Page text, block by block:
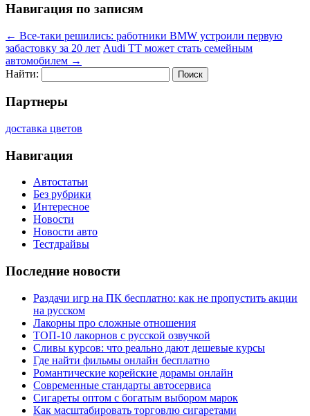
Навигация по записям
← Все-таки решились: работники BMW устроили первую
забастовку за 20 лет Audi TT может стать семейным
автомобилем →
Найти:
Партнеры
доставка цветов
Навигация
Автостатьи
Без рубрики
Интересное
Новости
Новости авто
Тестдрайвы
Последние новости
Раздачи игр на ПК бесплатно: как не пропустить акции
на русском
Лакорны про сложные отношения
ТОП-10 лакорнов с русской озвучкой
Сливы курсов: что реально дают дешевые курсы
Где найти фильмы онлайн бесплатно
Романтические корейские дорамы онлайн
Современные стандарты автосервиса
Сигареты оптом с богатым выбором марок
Как масштабировать торговлю сигаретами